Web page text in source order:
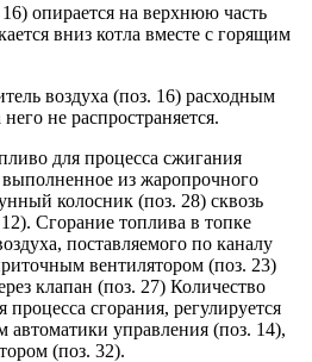
16) опирается на верхнюю часть
вниз котла вместе с горящим
воздуха (поз. 16) расходным
не распространяется.
для процесса сжигания
выполненное из жаропрочного
колосник (поз. 28) сквозь
Сгорание топлива в топке
поставляемого по каналу
вентилятором (поз. 23)
клапан (поз. 27) Количество
процесса сгорания, регулируется
автоматики управления (поз. 14),
(поз. 32).